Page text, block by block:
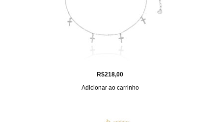
R$218,00
Adicionar ao carrinho